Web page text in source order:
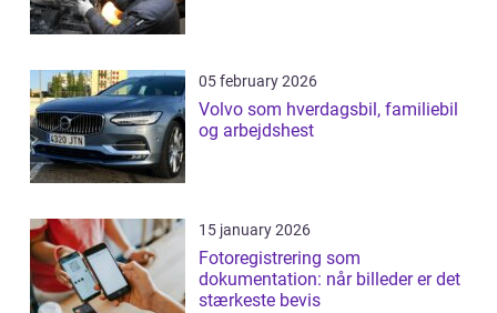
05 february 2026
Volvo som hverdagsbil, familiebil
og arbejdshest
15 january 2026
Fotoregistrering som
dokumentation: når billeder er det
stærkeste bevis